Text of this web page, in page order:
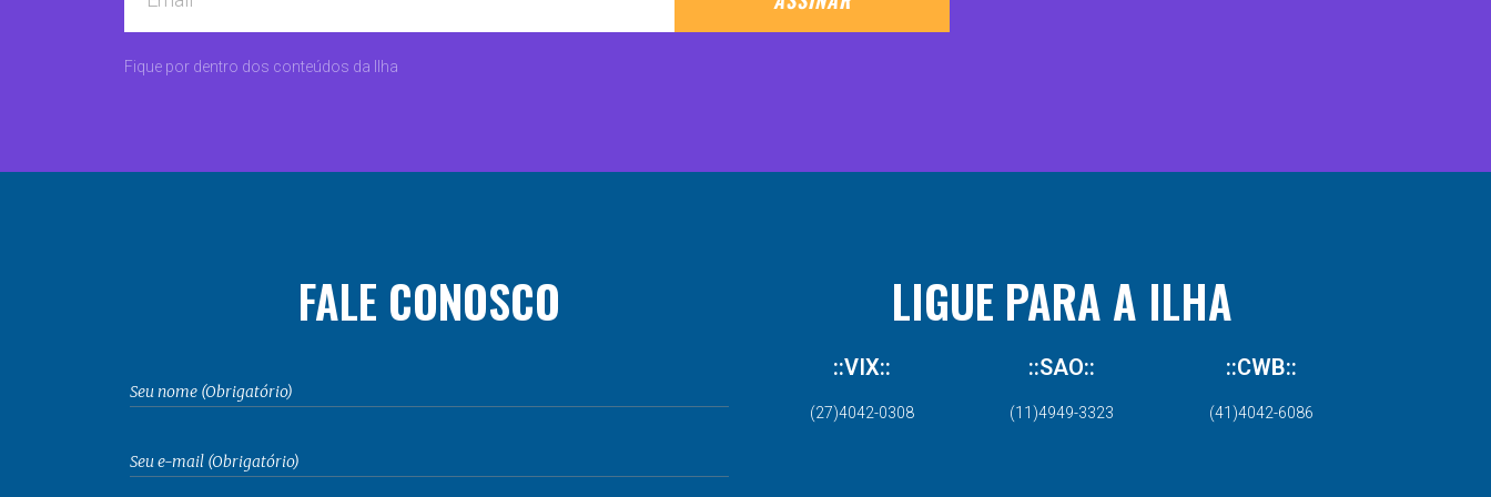
Fique por dentro dos conteúdos da Ilha
FALE CONOSCO LIGUE PARA A ILHA
::VIX::
(27)4042-0308
::SAO::
(11)4949-3323
::CWB::
(41)4042-6086